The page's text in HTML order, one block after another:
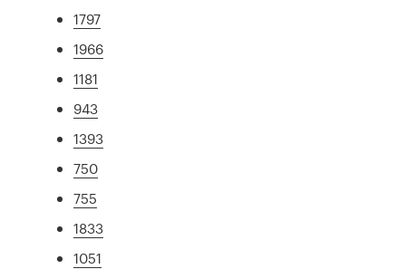
1797
1966
1181
943
1393
750
755
1833
1051